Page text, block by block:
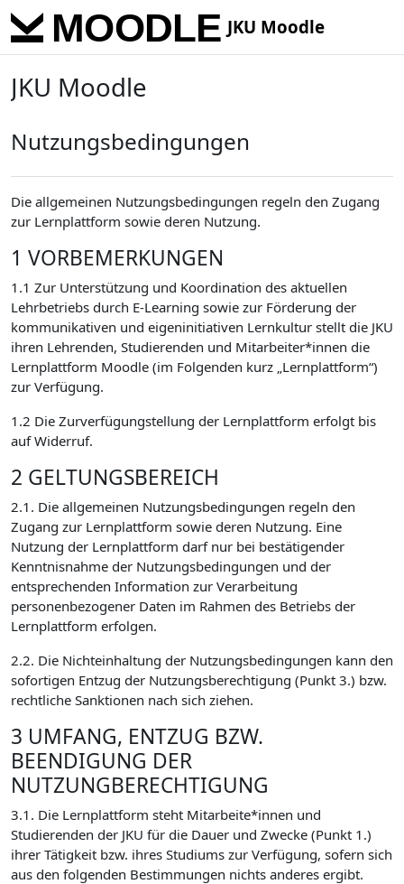
Skip to main content
JKU Moodle
JKU Moodle
Nutzungsbedingungen
Die allgemeinen Nutzungsbedingungen regeln den Zugang
zur Lernplattform sowie deren Nutzung.
1 VORBEMERKUNGEN
1.1 Zur Unterstützung und Koordination des aktuellen
Lehrbetriebs durch E-Learning sowie zur Förderung der
kommunikativen und eigeninitiativen Lernkultur stellt die JKU
ihren Lehrenden, Studierenden und Mitarbeiter*innen die
Lernplattform Moodle (im Folgenden kurz „Lernplattform“)
zur Verfügung.
1.2 Die Zurverfügungstellung der Lernplattform erfolgt bis
auf Widerruf.
2 GELTUNGSBEREICH
2.1. Die allgemeinen Nutzungsbedingungen regeln den
Zugang zur Lernplattform sowie deren Nutzung. Eine
Nutzung der Lernplattform darf nur bei bestätigender
Kenntnisnahme der Nutzungsbedingungen und der
entsprechenden Information zur Verarbeitung
personenbezogener Daten im Rahmen des Betriebs der
Lernplattform erfolgen.
2.2. Die Nichteinhaltung der Nutzungsbedingungen kann den
sofortigen Entzug der Nutzungsberechtigung (Punkt 3.) bzw.
rechtliche Sanktionen nach sich ziehen.
3 UMFANG, ENTZUG BZW.
BEENDIGUNG DER
NUTZUNGBERECHTIGUNG
3.1. Die Lernplattform steht Mitarbeite*innen und
Studierenden der JKU für die Dauer und Zwecke (Punkt 1.)
ihrer Tätigkeit bzw. ihres Studiums zur Verfügung, sofern sich
aus den folgenden Bestimmungen nichts anderes ergibt.